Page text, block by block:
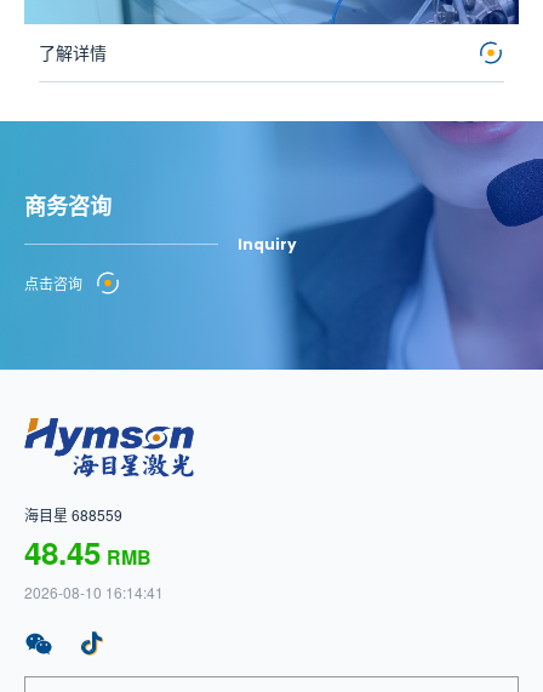
了解详情
商务咨询
Inquiry
点击咨询
海目星 688559
48.45 RMB
2026-08-10 16:14:41